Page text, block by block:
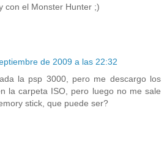
con el Monster Hunter ;)
de 2009 a las 22:32
la psp 3000, pero me descargo los
la carpeta ISO, pero luego no me sale
stick, que puede ser?